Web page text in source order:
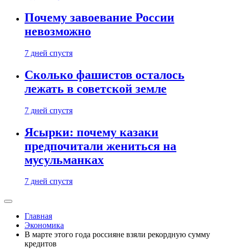
Почему завоевание России
невозможно
7 дней спустя
Сколько фашистов осталось
лежать в советской земле
7 дней спустя
Ясырки: почему казаки
предпочитали жениться на
мусульманках
7 дней спустя
Главная
Экономика
В марте этого года россияне взяли рекордную сумму
кредитов